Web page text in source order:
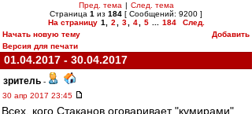
Пред. тема | След. тема
Страница 1 из 184 [ Сообщений: 9200 ]
На страницу 1 2 3 4 5 184
След.
Начать новую тему
Добавить
Версия для печати
01.04.2017 - 30.04.2017
зpитель -
30 апр 2017 23:45
Всех, кого Стаканов оговаривает "кумирами"